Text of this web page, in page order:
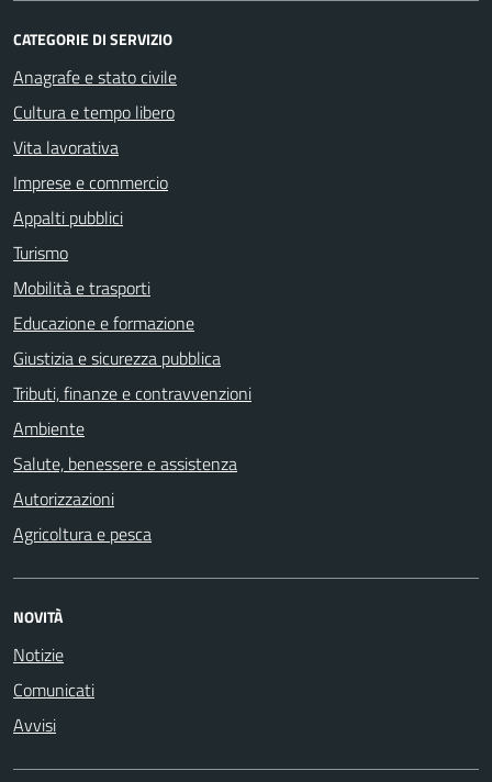
CATEGORIE DI SERVIZIO
Anagrafe e stato civile
Cultura e tempo libero
Vita lavorativa
Imprese e commercio
Appalti pubblici
Turismo
Mobilità e trasporti
Educazione e formazione
Giustizia e sicurezza pubblica
Tributi, finanze e contravvenzioni
Ambiente
Salute, benessere e assistenza
Autorizzazioni
Agricoltura e pesca
NOVITÀ
Notizie
Comunicati
Avvisi